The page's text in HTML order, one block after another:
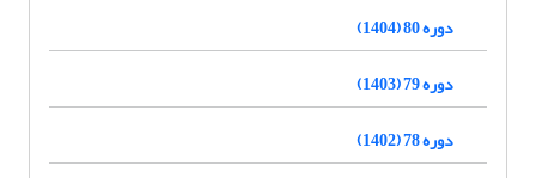
دوره 80 (1404)
دوره 79 (1403)
دوره 78 (1402)